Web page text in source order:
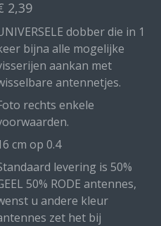
2,39
dobber die in 1
bijna alle mogelijke
aankan met
antennetjes.
rechts enkele
cm op 0.4
levering is 50%
50% RODE antennes,
u andere kleur
zet het bij